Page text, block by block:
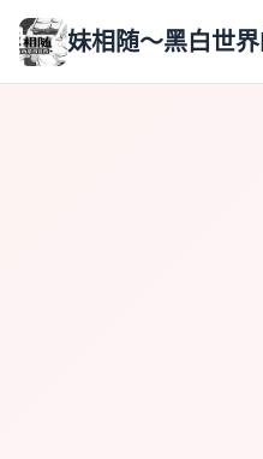
妹相随～黑白世